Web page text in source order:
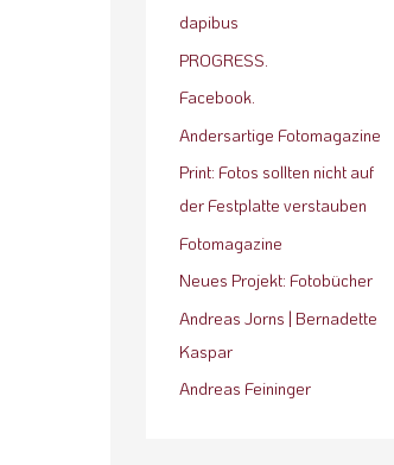
dapibus
PROGRESS.
Facebook.
Andersartige Fotomagazine
Print: Fotos sollten nicht auf
der Festplatte verstauben
Fotomagazine
Neues Projekt: Fotobücher
Andreas Jorns | Bernadette
Kaspar
Andreas Feininger